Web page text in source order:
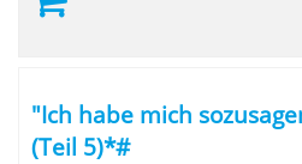
"Ich habe mich
(Teil 5)*#